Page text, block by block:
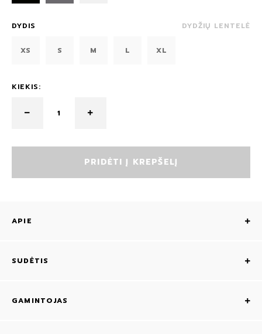
DYDIS DYDŽIŲ LENTELĖ
XS S M L XL
KIEKIS:
PRIDĖTI Į KREPŠELĮ
APIE
SUDĖTIS
GAMINTOJAS